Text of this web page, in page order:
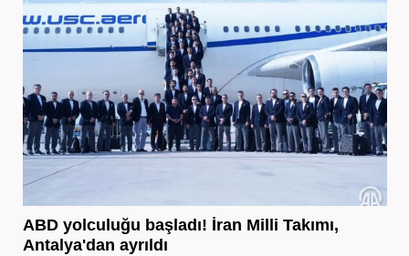
ABD yolculuğu başladı! İran Milli Takımı,
Antalya'dan ayrıldı